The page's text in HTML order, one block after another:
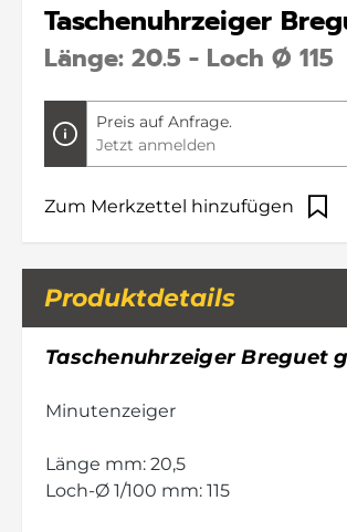
Taschenuhrzeiger
Länge: 20.5 - Loch Ø 115
Preis auf Anfrage.
Jetzt anmelden
Zum Merkzettel hinzufügen
Produktdetails
Taschenuhrzeiger Breguet
Minutenzeiger
Länge mm: 20,5
Loch-Ø 1/100 mm: 115